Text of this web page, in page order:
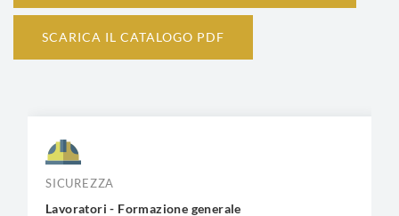
SCARICA IL CATALOGO PDF
SICUREZZA
Lavoratori - Formazione generale